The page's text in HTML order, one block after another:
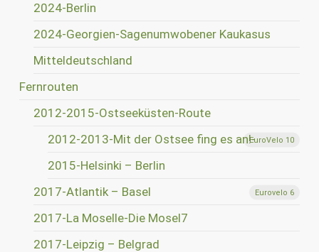
2024-Berlin
2024-Georgien-Sagenumwobener Kaukasus
Mitteldeutschland
Fernrouten
2012-2015-Ostseeküsten-Route
EuroVelo 10
2012-2013-Mit der Ostsee fing es an!-
2015-Helsinki – Berlin
2017-Atlantik – Basel
Eurovelo 6
2017-La Moselle-Die Mosel7
2017-Leipzig – Belgrad